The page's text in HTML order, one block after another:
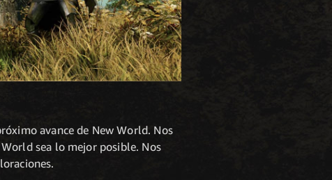
avance de New World. Nos
sea lo mejor posible. Nos